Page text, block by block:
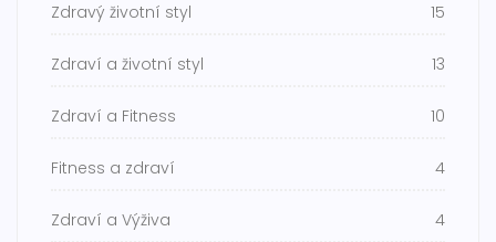
Zdravý životní styl 15
Zdraví a životní styl 13
Zdraví a Fitness 10
Fitness a zdraví 4
Zdraví a Výživa 4